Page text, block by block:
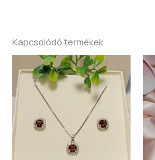
Kapcsolódó termékek